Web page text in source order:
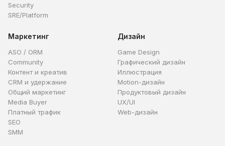
Security
SRE/Platform
Маркетинг
ASO / ORM
Community
Контент и креатив
CRM и удержание
Общий маркетинг
Media Buyer
Платный трафик
SEO
SMM
Дизайн
Game Design
Графический дизайн
Иллюстрация
Motion-дизайн
Продуктовый дизайн
UX/UI
Web-дизайн